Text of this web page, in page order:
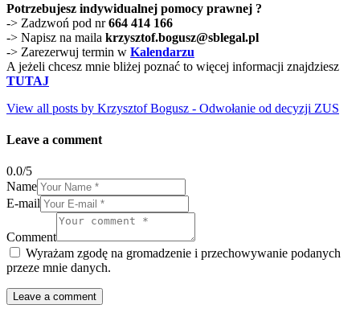
Potrzebujesz indywidualnej pomocy prawnej ?
-> Zadzwoń pod nr664 414 166
-> Napisz na maila krzysztof.bogusz@sblegal.pl
-> Zarezerwuj termin w Kalendarzu
A jeżeli chcesz mnie bliżej poznać to więcej informacji znajdziesz
TUTAJ
View all posts by Krzysztof Bogusz - Odwołanie od decyzji ZUS
Leave a comment
0.0/5
Name
E-mail
Comment
Wyrażam zgodę na gromadzenie i przechowywanie podanych
przeze mnie danych.